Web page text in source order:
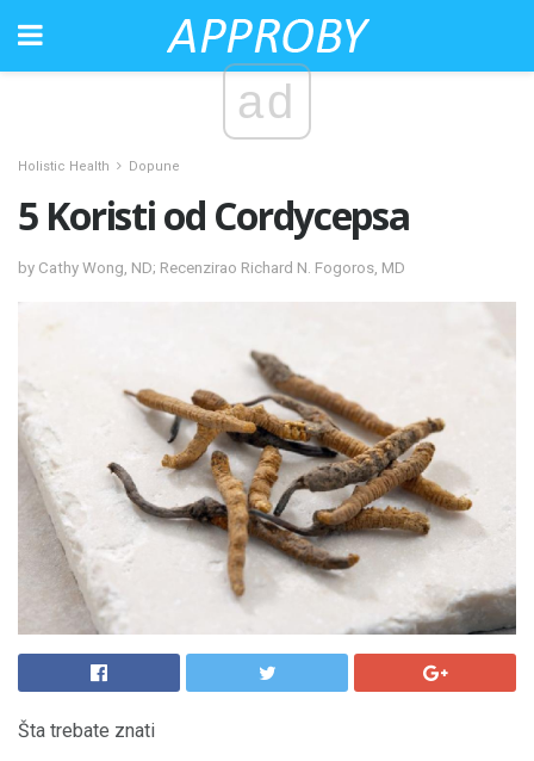
ad
Holistic Health Dopune
5 Koristi od Cordycepsa
by Cathy Wong, ND; Recenzirao Richard N. Fogoros, MD
Šta trebate znati